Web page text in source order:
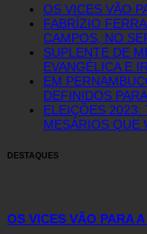
OS VICES VÃO
FABRÍZIO
CAMPOS, NO
SUPLENTE DE
EVANGÉLICA E
EM
DEFINIDOS
ELEIÇÕES 2023:
MESÁRIOS QUE
DESTAQUES
OS VICES VÃO PARA